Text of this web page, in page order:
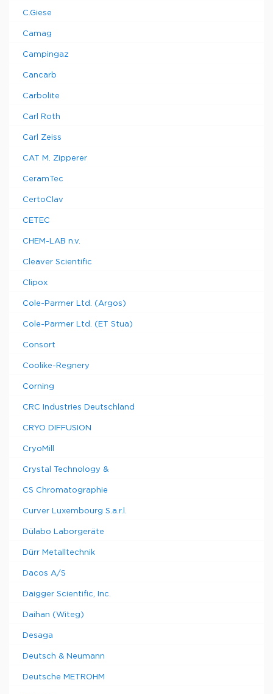
C.Giese
Camag
Campingaz
Cancarb
Carbolite
Carl Roth
Carl Zeiss
CAT M. Zipperer
CeramTec
CertoClav
CETEC
CHEM-LAB n.v.
Cleaver Scientific
Clipox
Cole-Parmer Ltd. (Argos)
Cole-Parmer Ltd. (ET Stua)
Consort
Coolike-Regnery
Corning
CRC Industries Deutschland
CRYO DIFFUSION
CryoMill
Crystal Technology &
CS Chromatographie
Curver Luxembourg S.a.r.l.
Dülabo Laborgeräte
Dürr Metalltechnik
Dacos A/S
Daigger Scientific, Inc.
Daihan (Witeg)
Desaga
Deutsch & Neumann
Deutsche METROHM